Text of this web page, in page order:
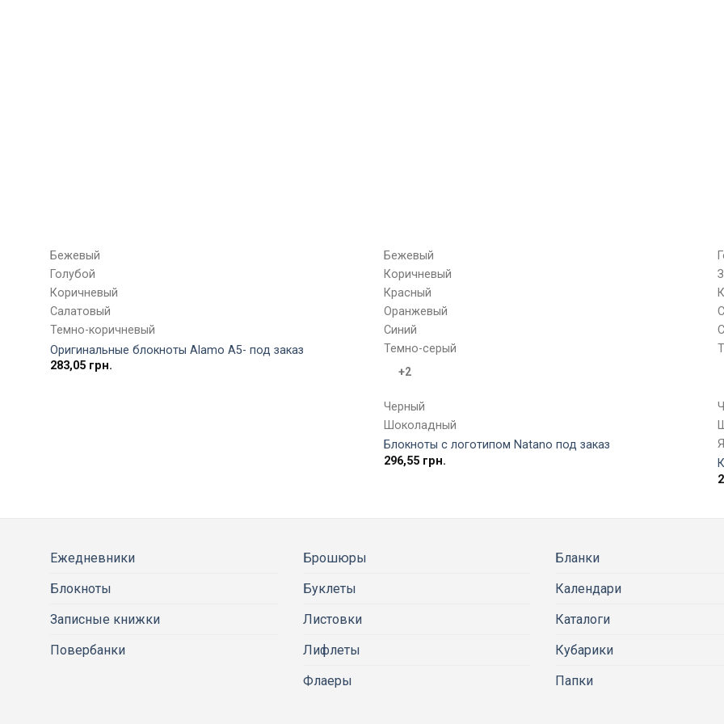
Бежевый
Голубой
Коричневый
Салатовый
Темно-коричневый
Оригинальные блокноты Alamo A5- под заказ
283,05 грн.
Бежевый
Коричневый
Красный
Оранжевый
Синий
Темно-серый
+2
Черный
Шоколадный
Блокноты с логотипом Natano под заказ
296,55 грн.
Ежедневники
Блокноты
Записные книжки
Повербанки
Брошюры
Буклеты
Листовки
Лифлеты
Флаеры
Бланки
Календари
Каталоги
Кубарики
Папки